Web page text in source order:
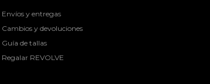
Envíos y entregas
Cambios y devoluciones
Guía de tallas
Regalar REVOLVE